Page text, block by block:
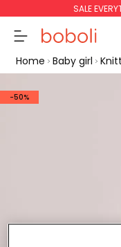
SALE
Home Baby girl
-50%